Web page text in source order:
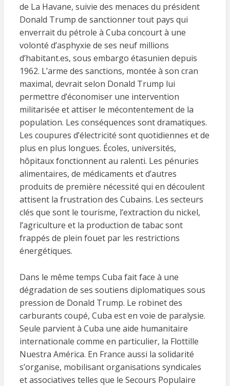
de La Havane, suivie des menaces du président
Donald Trump de sanctionner tout pays qui
enverrait du pétrole à Cuba concourt à une
volonté d’asphyxie de ses neuf millions
d’habitant.es, sous embargo étasunien depuis
1962. L’arme des sanctions, montée à son cran
maximal, devrait selon Donald Trump lui
permettre d’économiser une intervention
militarisée et attiser le mécontentement de la
population. Les conséquences sont dramatiques.
Les coupures d’électricité sont quotidiennes et de
plus en plus longues. Écoles, universités,
hôpitaux fonctionnent au ralenti. Les pénuries
alimentaires, de médicaments et d’autres
produits de première nécessité qui en découlent
attisent la frustration des Cubains. Les secteurs
clés que sont le tourisme, l’extraction du nickel,
l’agriculture et la production de tabac sont
frappés de plein fouet par les restrictions
énergétiques.
Dans le même temps Cuba fait face à une
dégradation de ses soutiens diplomatiques sous
pression de Donald Trump. Le robinet des
carburants coupé, Cuba est en voie de paralysie.
Seule parvient à Cuba une aide humanitaire
internationale comme en particulier, la Flottille
Nuestra América. En France aussi la solidarité
s’organise, mobilisant organisations syndicales
et associatives telles que le Secours Populaire